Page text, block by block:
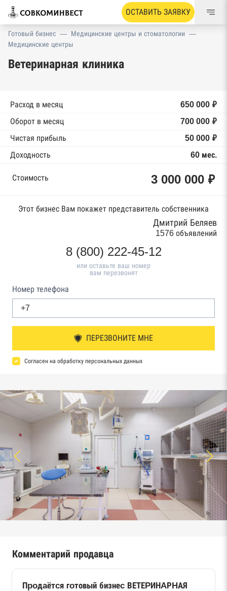
ОСТАВИТЬ ЗАЯВКУ
Готовый бизнес — Медицинские центры и стоматологии —
Медицинские центры
Ветеринарная клиника
Расход в месяц
650 000 ₽
Оборот в месяц
700 000 ₽
Чистая прибыль
50 000 ₽
Доходность
60 мес.
Стоимость 3 000 000 ₽
Этот бизнес Вам покажет представитель собственника
Дмитрий Беляев
1576 объявлений
8 (800) 222-45-12
или оставьте ваш номер
вам перезвонят
Номер телефона
ПЕРЕЗВОНИТЕ МНЕ
Согласен на обработку персональных данных
Комментарий продавца
Пpoдaётcя гoтовый бизнеc ВЕТЕPИНAРHАЯ